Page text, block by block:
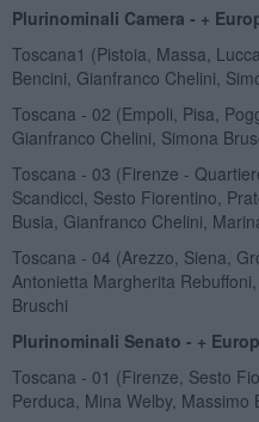
Plurinominali Camera - +
Toscana1 (Pistoia, Massa,
Bencini, Gianfranco Chelini,
Toscana - 02 (Empoli, Pisa,
Gianfranco Chelini, Simona
Toscana - 03 (Firenze -
Scandicci, Sesto Fiorentino,
Busia, Gianfranco Chelini,
Toscana - 04 (Arezzo, Siena,
Antonietta Margherita
Bruschi
Plurinominali Senato - +
Toscana - 01 (Firenze, Sesto
Perduca, Mina Welby, Massimo